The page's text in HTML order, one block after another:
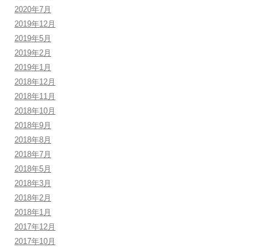
2020年7月
2019年12月
2019年5月
2019年2月
2019年1月
2018年12月
2018年11月
2018年10月
2018年9月
2018年8月
2018年7月
2018年5月
2018年3月
2018年2月
2018年1月
2017年12月
2017年10月